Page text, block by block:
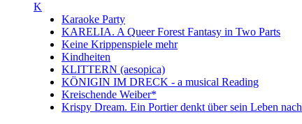
K
Karaoke Party
KARELIA. A Queer Forest Fantasy in Two Parts
Keine Krippenspiele mehr
Kindheiten
KLITTERN (aesopica)
KÖNIGIN IM DRECK - a musical Reading
Kreischende Weiber*
Krispy Dream. Ein Portier denkt über sein Leben nach